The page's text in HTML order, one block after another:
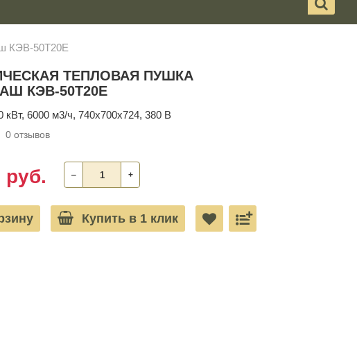
КЭВ-50Т20Е
ТЕПЛОВАЯ ПУШКА
КЭВ-50Т20Е
кВт, 6000 м3/ч, 740х700х724, 380 В
0 отзывов
руб. ‒ +
Купить в 1 клик